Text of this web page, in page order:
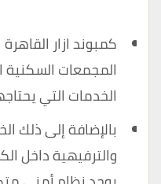
كمبوند ازار
المجمعات
الخدمات التي
بالإضافة إلى ذلك
والترفيهية داخل